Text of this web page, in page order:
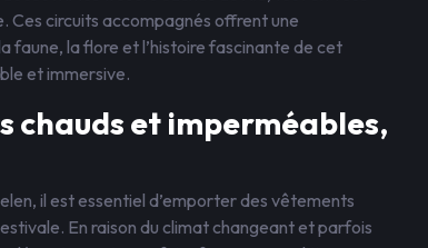
Ces circuits accompagnés offrent une
faune, la flore et l’histoire fascinante de cet
et immersive.
chauds et imperméables,
il est essentiel d’emporter des vêtements
En raison du climat changeant et parfois